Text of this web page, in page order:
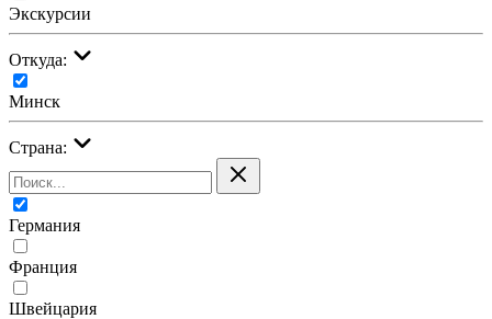
Экскурсии
Откуда:
Минск
Страна:
Германия
Франция
Швейцария